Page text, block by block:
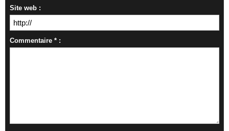
Site web :
Commentaire * :